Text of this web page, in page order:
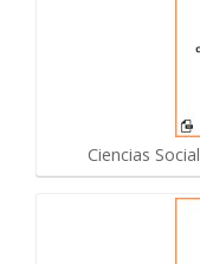
Ciencias